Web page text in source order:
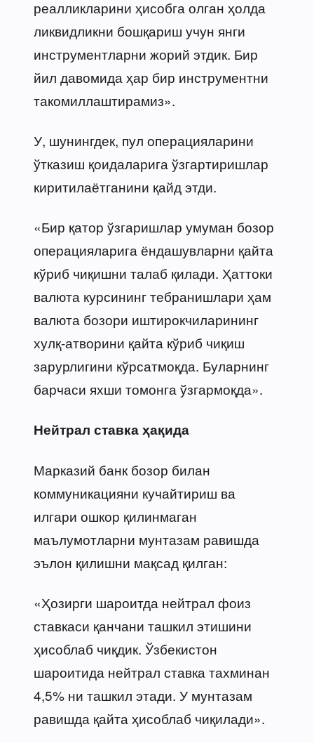
реалликларини ҳисобга олган ҳолда
ликвидликни бошқариш учун янги
инструментларни жорий этдик. Бир
йил давомида ҳар бир инструментни
такомиллаштирамиз».
У, шунингдек, пул операцияларини
ўтказиш қоидаларига ўзгартиришлар
киритилаётганини қайд этди.
«Бир қатор ўзгаришлар умуман бозор
операцияларига ёндашувларни қайта
кўриб чиқишни талаб қилади. Ҳаттоки
валюта курсининг тебранишлари ҳам
валюта бозори иштирокчиларининг
хулқ-атворини қайта кўриб чиқиш
зарурлигини кўрсатмоқда. Буларнинг
барчаси яхши томонга ўзгармоқда».
Нейтрал ставка ҳақида
Марказий банк бозор билан
коммуникацияни кучайтириш ва
илгари ошкор қилинмаган
маълумотларни мунтазам равишда
эълон қилишни мақсад қилган:
«Ҳозирги шароитда нейтрал фоиз
ставкаси қанчани ташкил этишини
ҳисоблаб чиқдик. Ўзбекистон
шароитида нейтрал ставка тахминан
4,5% ни ташкил этади. У мунтазам
равишда қайта ҳисоблаб чиқилади».